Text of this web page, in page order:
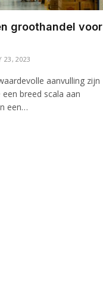
groothandel voor
23, 2023
aanvulling zijn
breed scala aan
een…